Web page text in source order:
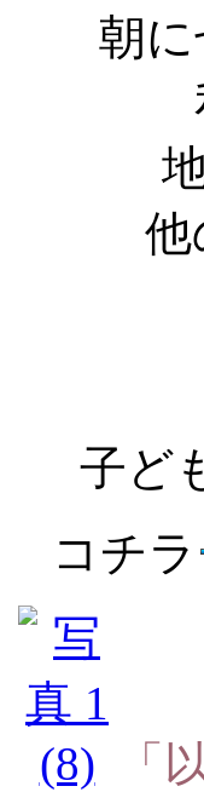
朝
他
子ど
コチラ
「